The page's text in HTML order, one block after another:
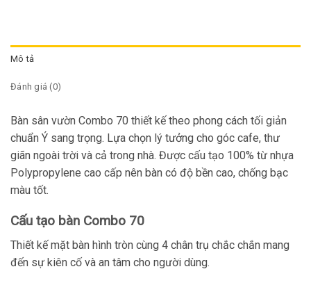
Mô tả
Đánh giá (0)
Bàn sân vườn Combo 70 thiết kế theo phong cách tối giản
chuẩn Ý sang trọng. Lựa chọn lý tưởng cho góc cafe, thư
giãn ngoài trời và cả trong nhà. Được cấu tạo 100% từ nhựa
Polypropylene cao cấp nên bàn có độ bền cao, chống bạc
màu tốt.
Cấu tạo bàn Combo 70
Thiết kế mặt bàn hình tròn cùng 4 chân trụ chắc chắn mang
đến sự kiên cố và an tâm cho người dùng.